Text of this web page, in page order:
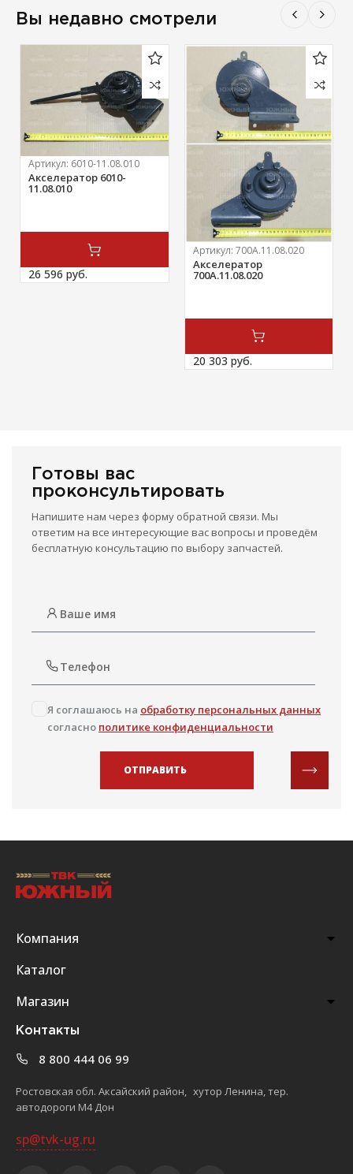
Вы недавно смотрели
Артикул: 6010-11.08.010
Акселератор 6010-
11.08.010
26 596 руб.
Артикул: 700А.11.08.020
Акселератор
700А.11.08.020
20 303 руб.
Готовы вас
проконсультировать
Напишите нам через форму обратной связи. Мы
ответим на все интересующие вас вопросы и проведём
бесплатную консультацию по выбору запчастей.
Я соглашаюсь на обработку персональных данных
согласно политике конфиденциальности
ОТПРАВИТЬ
Компания
Каталог
Магазин
Контакты
8 800 444 06 99
Ростовская обл. Аксайский район, хутор Ленина, тер.
автодороги М4 Дон
sp@tvk-ug.ru